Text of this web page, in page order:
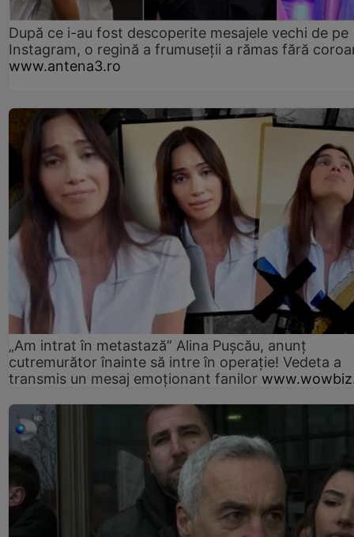
După ce i-au fost descoperite mesajele vechi de pe
Instagram, o regină a frumuseții a rămas fără
www.antena3.ro
„Am intrat în metastază” Alina Pușcău, anunț
cutremurător înainte să intre în operație! Vedeta a
transmis un mesaj emoționant fanilor